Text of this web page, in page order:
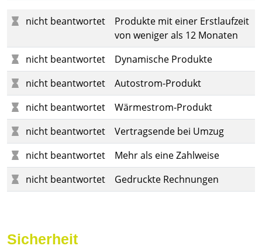
nicht beantwortet
Produkte mit einer Erstlaufzeit
von weniger als 12 Monaten
nicht beantwortet
Dynamische Produkte
nicht beantwortet
Autostrom-Produkt
nicht beantwortet
Wärmestrom-Produkt
nicht beantwortet
Vertragsende bei Umzug
nicht beantwortet
Mehr als eine Zahlweise
nicht beantwortet
Gedruckte Rechnungen
Sicherheit